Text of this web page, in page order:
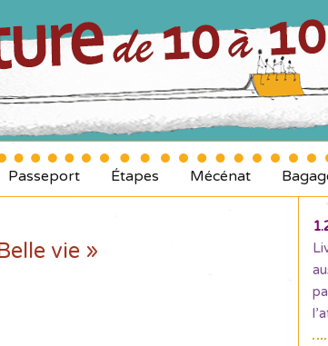
Passeport Étapes Mécénat
vie »